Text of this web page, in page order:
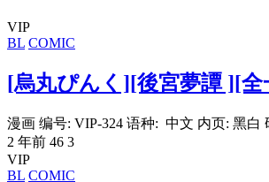
VIP
BL COMIC
[烏丸ぴんく][後宮夢譚 ][全
漫画 编号: VIP-324 语种: 中文 内页: 黑白
2 年前 46 3
VIP
BL COMIC